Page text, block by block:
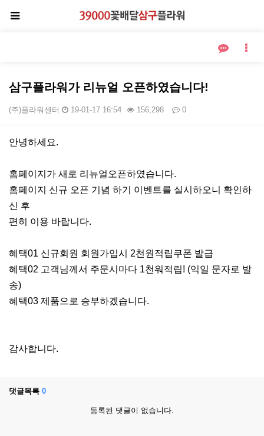
삼구플라워가 리뉴얼 오픈하였습니다!
(주)플라워센터 19-01-17 16:54 156,298 0
본문
안녕하세요.
홈페이지가 새로 리뉴얼오픈하였습니다.
홈페이지 신규 오픈 기념 하기 이벤트를 실시하오니 확인하
신 후
편히 이용 바랍니다.
혜택01 신규회원 회원가입시 2천원적립쿠폰 발급
혜택02 고객님께서 주문시마다 1천워적립! (익일 문자로 발
송)
혜택03 제품으로 승부하겠습니다.
감사합니다.
댓글목록 0
등록된 댓글이 없습니다.